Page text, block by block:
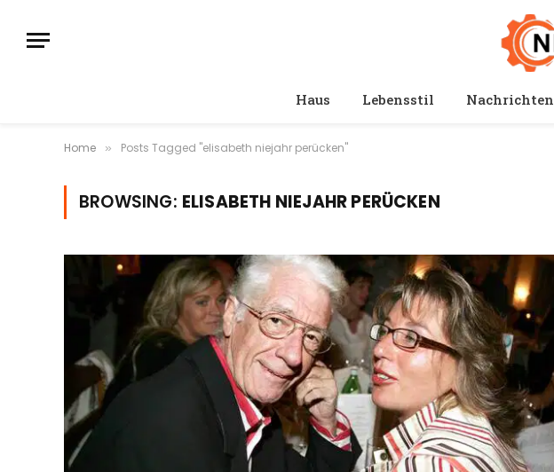
Haus Lebensstil Nachrichten
Home » Posts Tagged "elisabeth niejahr perücken"
BROWSING: ELISABETH NIEJAHR PERÜCKEN